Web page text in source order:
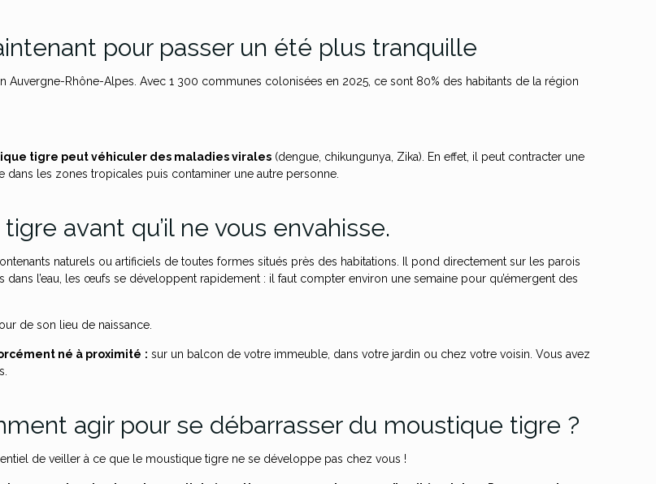
pour passer un été plus tranquille
Auvergne-Rhône-Alpes. Avec 1 300 communes colonisées en 2025, ce sont 80% des habitants de la région
tigre peut véhiculer des maladies virales (dengue, chikungunya, Zika). En effet, il peut contracter une
les zones tropicales puis contaminer une autre personne.
avant qu’il ne vous envahisse.
naturels ou artificiels de toutes formes situés près des habitations. Il pond directement sur les parois
l’eau, les œufs se développent rapidement : il faut compter environ une semaine pour qu’émergent des
de son lieu de naissance.
né à proximité : sur un balcon de votre immeuble, dans votre jardin ou chez votre voisin. Vous avez
agir pour se débarrasser du moustique tigre ?
de veiller à ce que le moustique tigre ne se développe pas chez vous !